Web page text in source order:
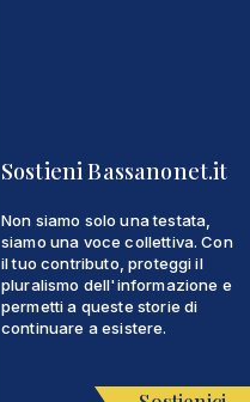
Sostieni Bassanonet.it
Non siamo solo una testata,
siamo una voce collettiva. Con
il tuo contributo, proteggi il
pluralismo dell'informazione e
permetti a queste storie di
continuare a esistere.